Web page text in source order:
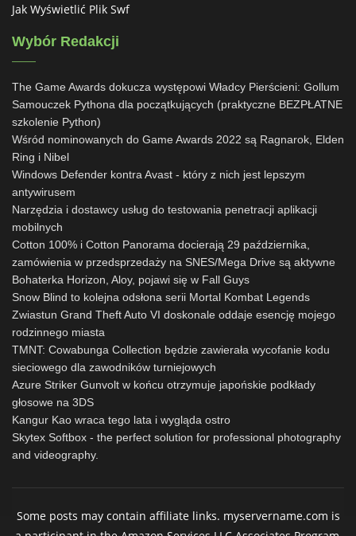
Jak Wyświetlić Plik Swf
Wybór Redakcji
The Game Awards dokucza występowi Władcy Pierścieni: Gollum
Samouczek Pythona dla początkujących (praktyczne BEZPŁATNE
szkolenie Python)
Wśród nominowanych do Game Awards 2022 są Ragnarok, Elden
Ring i Nibel
Windows Defender kontra Avast - który z nich jest lepszym
antywirusem
Narzędzia i dostawcy usług do testowania penetracji aplikacji
mobilnych
Cotton 100% i Cotton Panorama docierają 29 października,
zamówienia w przedsprzedaży na SNES/Mega Drive są aktywne
Bohaterka Horizon, Aloy, pojawi się w Fall Guys
Snow Blind to kolejna odsłona serii Mortal Kombat Legends
Zwiastun Grand Theft Auto VI doskonale oddaje esencję mojego
rodzinnego miasta
TMNT: Cowabunga Collection będzie zawierała wycofanie kodu
sieciowego dla zawodników turniejowych
Azure Striker Gunvolt w końcu otrzymuje japońskie podkłady
głosowe na 3DS
Kangur Kao wraca tego lata i wygląda ostro
Skytex Softbox - the perfect solution for professional photography
and videography.
Some posts may contain affiliate links. myservername.com is